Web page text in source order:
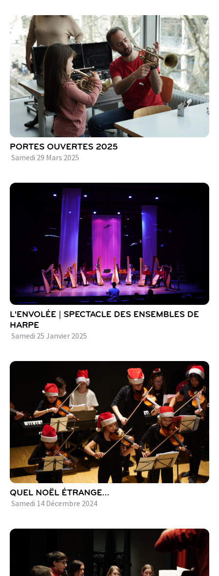
PORTES OUVERTES 2025
Samedi 29 Mars 2025
L'ENVOLÉE | SPECTACLE DES ENSEMBLES DE
HARPE
Samedi 25 Janvier 2025
QUEL NOËL ÉTRANGE...
Samedi 14 Décembre 2024